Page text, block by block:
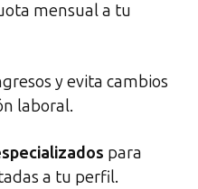
mensual a tu
y evita cambios
laboral.
para
a tu perfil.